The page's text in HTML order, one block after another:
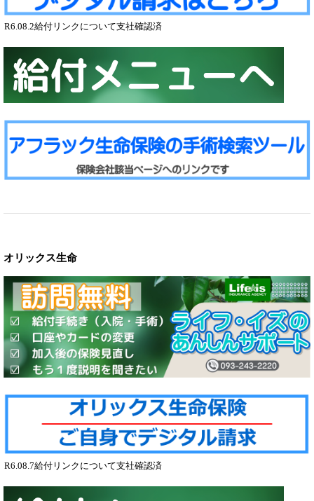
R6.08.2給付リンクについて支社確認済
オリックス生命
R6.08.7給付リンクについて支社確認済